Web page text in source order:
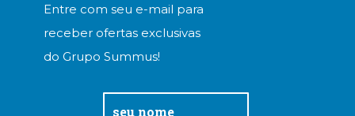
Entre com seu e-mail para
receber ofertas exclusivas
do Grupo Summus!